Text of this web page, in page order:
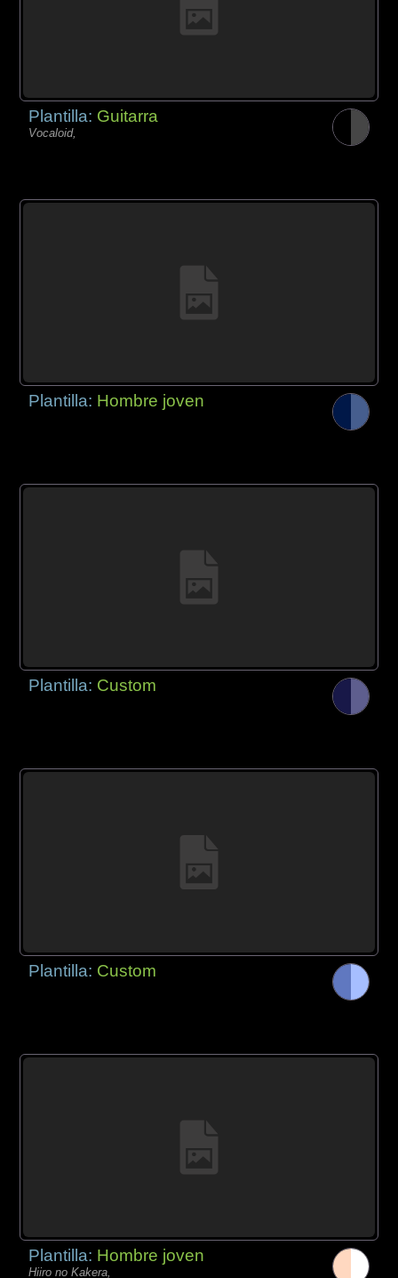
Plantilla: Guitarra
Vocaloid,
Plantilla: Hombre joven
Plantilla: Custom
Plantilla: Custom
Plantilla: Hombre joven
Hiiro no Kakera,